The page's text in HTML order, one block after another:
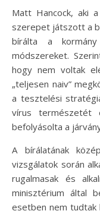
Matt Hancock, aki
szerepet játszott a
bírálta a kormány
módszereket.
hogy nem voltak
„teljesen naiv”
a tesztelési
vírus természetét
befolyásolta a
A bírálatának
vizsgálatok során
rugalmasak és
minisztérium által
esetben nem tudtak